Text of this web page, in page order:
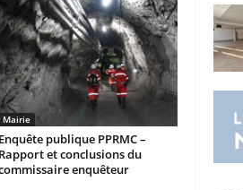
Mairie
Enquête publique PPRMC –
Rapport et conclusions du
enquêteur